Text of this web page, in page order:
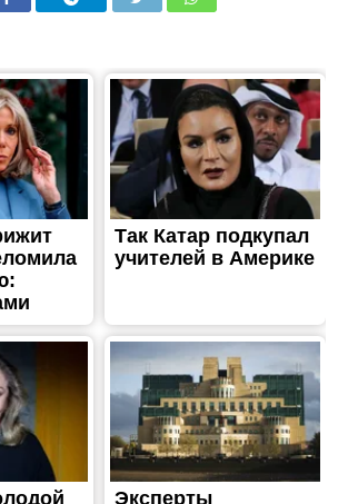
будівлі і палаюче
понад 30 разів
Нікопольський